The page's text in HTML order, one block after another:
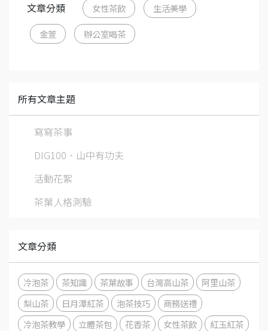
文章分類 女性茶飲 生活美學
金萱 辦公室喝茶
所有文章主題
寫寫茶事
DIG100．山中有功夫
活動花絮
茶葉人格測驗
文章分類
冷泡茶 茶知識 茶葉故事 台灣高山茶
阿里山茶
梨山茶
日月潭紅茶 泡茶技巧
商務送禮
冷泡茶教學
立體茶包 花香茶 女性茶飲
紅玉紅茶